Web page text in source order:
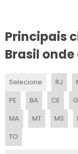
TENDA COBERTURA
LOCADORA DE TENDAS
TENDA PIRAMIDAL SP
TENDA INFLAVEL
Principais
Brasil
Selecione RJ
PE
BA CE
MA
MT MS
TO